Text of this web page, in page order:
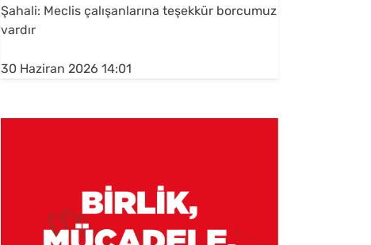
Şahali: Meclis çalışanlarına teşekkür borcumuz
vardır
30 Haziran 2026 14:01